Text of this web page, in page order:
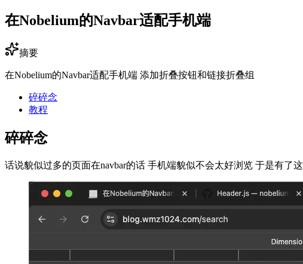
在Nobelium的Navbar适配手机端
摘要
在Nobelium的Navbar适配手机端 添加折叠按钮和链接折叠组
碎碎念
教程
碎碎念
话说貌似过多的页面在navbar的话 手机端貌似不会太好浏览 于是有了